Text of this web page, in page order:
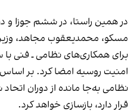
در همین راستا، در ششم جوزا
مسکو، محمدیعقوب مجاهد، وزیر
برای همکاری‌های نظامی ـ فنی
امنیت روسیه امضا کرد. بر
نظامی به‌جا مانده از دوران
قرار دارد، بازسازی خواهد کرد.